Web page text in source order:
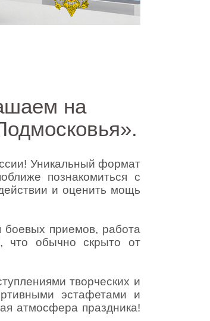
на
Уникальный формат
познакомиться с
и оценить мощь
боевых приемов, работа
что обычно скрыто от
творческих и
эстафетами и
атмосфера праздника!